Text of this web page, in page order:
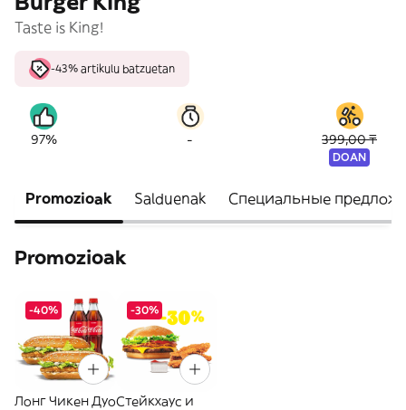
Taste is King!
-43% artikulu batzuetan
97% - 399,00 ₸
DOAN
Promozioak Salduenak Специальные
Promozioak
-40%
Лонг Чикен Дуо
-30%
Стейкхаус и